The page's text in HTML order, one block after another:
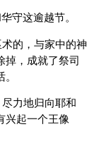
守这逾越节。
的，与家中的神
掉，成就了祭司
力地归向耶和
兴起一个王像